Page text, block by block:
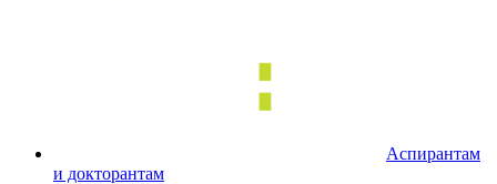
Аспирантам
и докторантам